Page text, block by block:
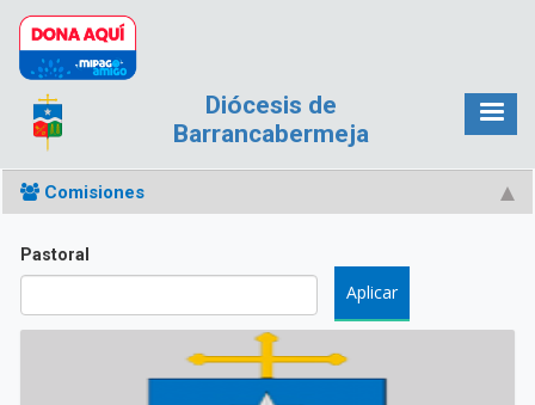
Pasar al contenido principal
Diócesis de
Barrancabermeja
Comisiones
Pastoral